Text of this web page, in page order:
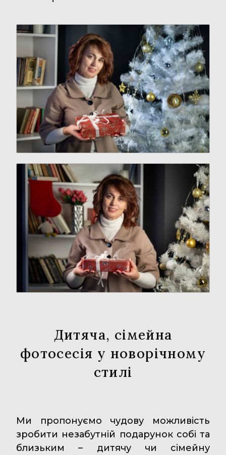
Дитяча, сімейна
фотосесія у новорічному
стилі
Ми пропонуємо чудову можливість
зробити незабутній подарунок собі та
близьким – дитячу чи сімейну